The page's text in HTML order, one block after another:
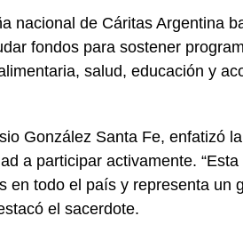
nacional de Cáritas Argentina
fondos para sostener
salud, educación y
González Santa Fe, enfatizó
a participar activamente.
en todo el país y representa un
el sacerdote.